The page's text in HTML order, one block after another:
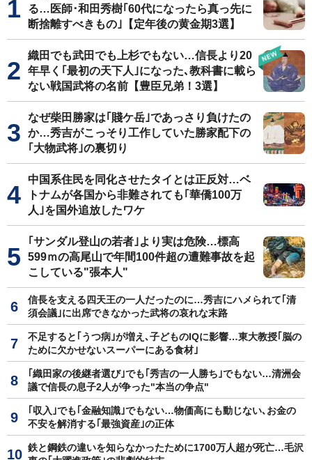
る…医師･和田秀樹｢60代になったら真っ先に
断捨離すべきもの｣【定年後の黄金期3選】
織田でも武田でも上杉でもない…信長より20
年早く｢最初の天下人｣になった､教科書に載ら
ない戦国武将の名前【豊臣兄弟！3選】
なぜ柴田勝家は｢賤ケ岳｣であっさり負けたの
か…秀吉がこっそり工作していた勝家配下の
｢大物武将｣の裏切り
中国系住民を同化させたタイとは正反対…ベ
トナムが各国から非難されても｢華僑100万
人｣を国外追放したワケ
｢サンダル登山の若者｣より実は危険…標高
599ｍの高尾山で年間100件超の遭難事故を起
こしている"張本人"
信長を支える四天王の一人だったのに…秀吉にハメられて｢清
須会議｣に出席できなかった武将の哀れな末路
不足すると｢うつ病｣が増え､子どものIQに影響…東大教授｢脳の
ために欠かせないスーパーにある食材｣
｢織田家の後継者選び｣でも｢秀吉の一人勝ち｣でもない…清洲会
議で信長の息子2人が争った"本当の争点"
｢収入｣でも｢金融知識｣でもない…物価高にも動じない､お金の
不安を解消する｢最強資産｣の正体
鉄と鋼鉄の違いを知らなかったために1700万人超が死亡…毛沢